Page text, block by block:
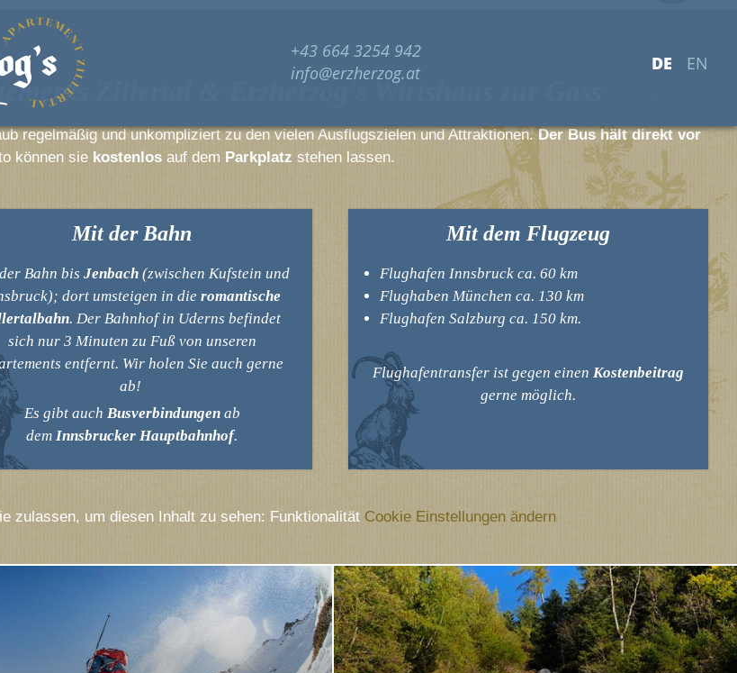
+43 664 3254 942
info@erzherzog.at
DE EN
Kulinarik
3D-Rundgang
Sommerfrische
Golf im Zillertal
Ausflugstipps
Zillertal Aktivcard
Winterurlaub
Skigebiete im Zillertal
Winteraktivitäten
Zillertaler Superskipass
Zillertal & Erzherzog's Wirtshaus zur Gass
regelmäßig und unkompliziert zu den vielen Ausflugszielen und Attraktionen.Der Bus hält direkt vor
können sie kostenlos auf dem Parkplatz stehen lassen.
Mit der Bahn
Bahn bisJenbach (zwischen Kufstein und
dort umsteigen in dieromantische
. Der Bahnhof in Uderns befindet
sich nur 3 Minuten zu Fuß von unseren
entfernt. Wir holen Sie auch gerne
ab!
Es gibt auch Busverbindungenab
demInnsbrucker Hauptbahnhof.
Mit dem Flugzeug
Flughafen Innsbruck ca. 60 km
Flughaben München ca. 130 km
Flughafen Salzburg ca. 150 km.
Flughafentransfer ist gegen einen Kostenbeitrag
gerne möglich.
zulassen, um diesen Inhalt zu sehen: Funktionalität Cookie Einstellungen ändern